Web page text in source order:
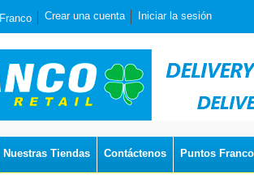
Franco Crear una cuenta Iniciar la sesión
Nuestras Tiendas Contáctenos Puntos Franco